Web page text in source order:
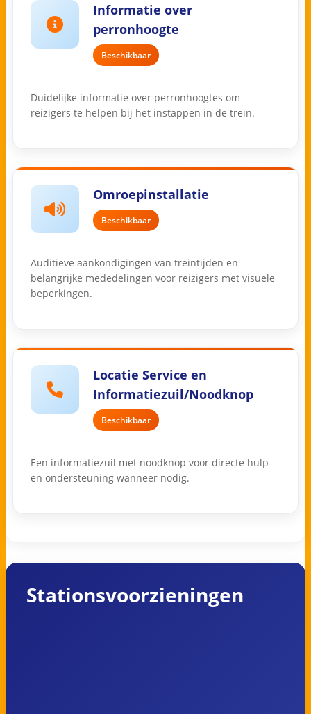
Informatie over
perronhoogte
Beschikbaar
Duidelijke informatie over perronhoogtes om
reizigers te helpen bij het instappen in de trein.
Omroepinstallatie
Beschikbaar
Auditieve aankondigingen van treintijden en
belangrijke mededelingen voor reizigers met visuele
beperkingen.
Locatie Service en
Informatiezuil/Noodknop
Beschikbaar
Een informatiezuil met noodknop voor directe hulp
en ondersteuning wanneer nodig.
Stationsvoorzieningen